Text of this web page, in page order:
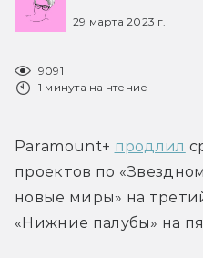
29 марта 2023 г.
9091
1 минута на чтение
Paramount+ продлил
проектов по
новые миры» на
«Нижние палубы» на